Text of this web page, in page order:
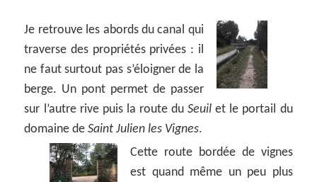
Je retrouve les abords du canal qui
traverse des propriétés privées : il
ne faut surtout pas s’éloigner de la
berge. Un pont permet de passer
sur l’autre rive puis la route duSeuil et le portail du
domaine deSaint Julien les Vignes.
Cette route bordée de vignes
est quand même un peu plus